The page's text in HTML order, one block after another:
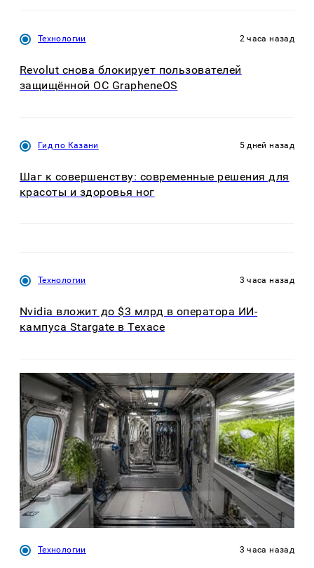
Технологии 2 часа назад
Revolut снова блокирует пользователей
защищённой ОС GrapheneOS
Гид по Казани 5 дней назад
Шаг к совершенству: современные решения для
красоты и здоровья ног
Технологии 3 часа назад
Nvidia вложит до $3 млрд в оператора ИИ-
кампуса Stargate в Техасе
Технологии 3 часа назад